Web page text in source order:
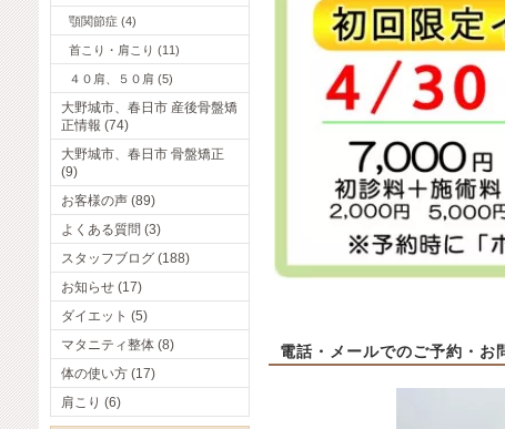
電話・メールでのご予約・お
顎関節症 (4)
首こり・肩こり (11)
４０肩、５０肩 (5)
大野城市、春日市 産後骨盤矯
正情報 (74)
大野城市、春日市 骨盤矯正
(9)
お客様の声 (89)
よくある質問 (3)
スタッフブログ (188)
お知らせ (17)
ダイエット (5)
マタニティ整体 (8)
体の使い方 (17)
肩こり (6)